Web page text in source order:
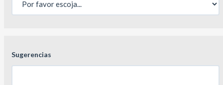
Sugerencias